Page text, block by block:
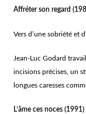
Affréter son regard
Vers d’une sobriété et
Jean-Luc Godard
incisions précises, un
longues caresses
L’âme ces noces (1991)